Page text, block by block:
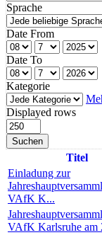
Sprache
Date From
Date To
Kategorie
Displayed rows
Suchen
Titel
Einladung zur
VAfK K...
VAfK Karlsruhe am